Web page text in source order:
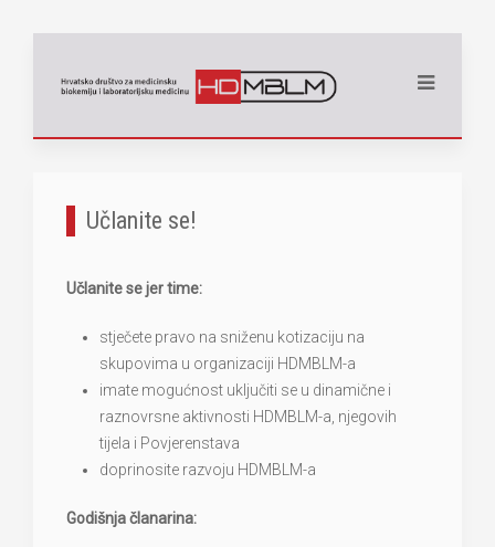
Učlanite se!
Učlanite se jer time:
stječete pravo na sniženu kotizaciju na
skupovima u organizaciji HDMBLM-a
imate mogućnost uključiti se u dinamične i
raznovrsne aktivnosti HDMBLM-a, njegovih
tijela i Povjerenstava
doprinosite razvoju HDMBLM-a
Godišnja članarina: